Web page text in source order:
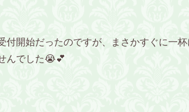
付開始だったのですが、まさかすぐに一杯
んでした😭💕